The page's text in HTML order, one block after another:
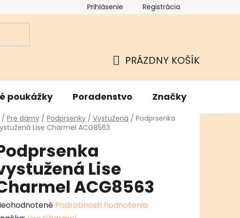
Podmienky ochrany osobných údajov
Prihlásenie Registrácia
KOŠÍK
PRÁZDNY KOŠÍK
poukážky Poradenstvo Značky
Domov
/ Pre dámy / Podprsenky / Vystužená / Podprsenka
Lise Charmel ACG8563
Lise
ACG8563
Podrobnosti hodnotenia